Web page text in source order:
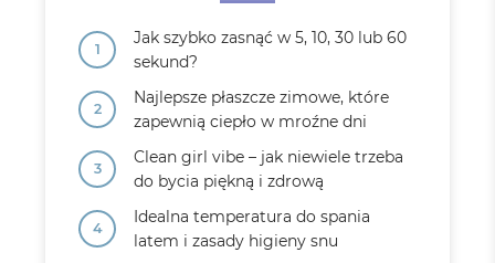
Jak szybko zasnąć w 5, 10, 30 lub 60
sekund?
Najlepsze płaszcze zimowe, które
zapewnią ciepło w mroźne dni
Clean girl vibe – jak niewiele trzeba
do bycia piękną i zdrową
Idealna temperatura do spania
latem i zasady higieny snu